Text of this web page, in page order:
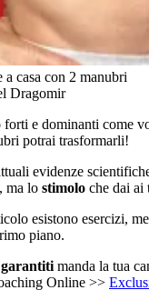
a casa con 2 manubri
Dragomir
e dominanti come
potrai trasformarli!
evidenze
ma lo stimolo che dai ai
esistono esercizi,
piano.
manda la tua
Online >>